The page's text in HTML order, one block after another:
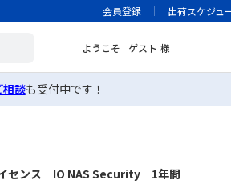
会員登録 出荷スケジュ
ようこそ ゲスト 様
談も受付中です！
イセンス IO NAS Security 1年間